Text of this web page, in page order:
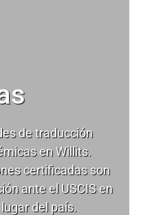
detraducción
en Willits.
certificadas son
ante el USCIS en
del país.